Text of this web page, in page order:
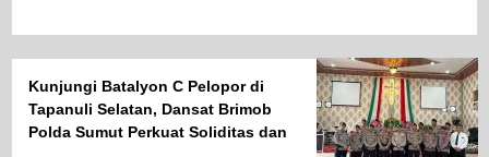
Kunjungi Batalyon C Pelopor di
Tapanuli Selatan, Dansat Brimob
Polda Sumut Perkuat Soliditas dan